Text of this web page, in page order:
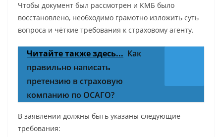
Чтобы документ был рассмотрен и КМБ было
восстановлено, необходимо грамотно изложить суть
вопроса и чёткие требования к страховому агенту.
Читайте также здесь... Как
правильно написать
претензию в страховую
компанию по ОСАГО?
В заявлении должны быть указаны следующие
требования: